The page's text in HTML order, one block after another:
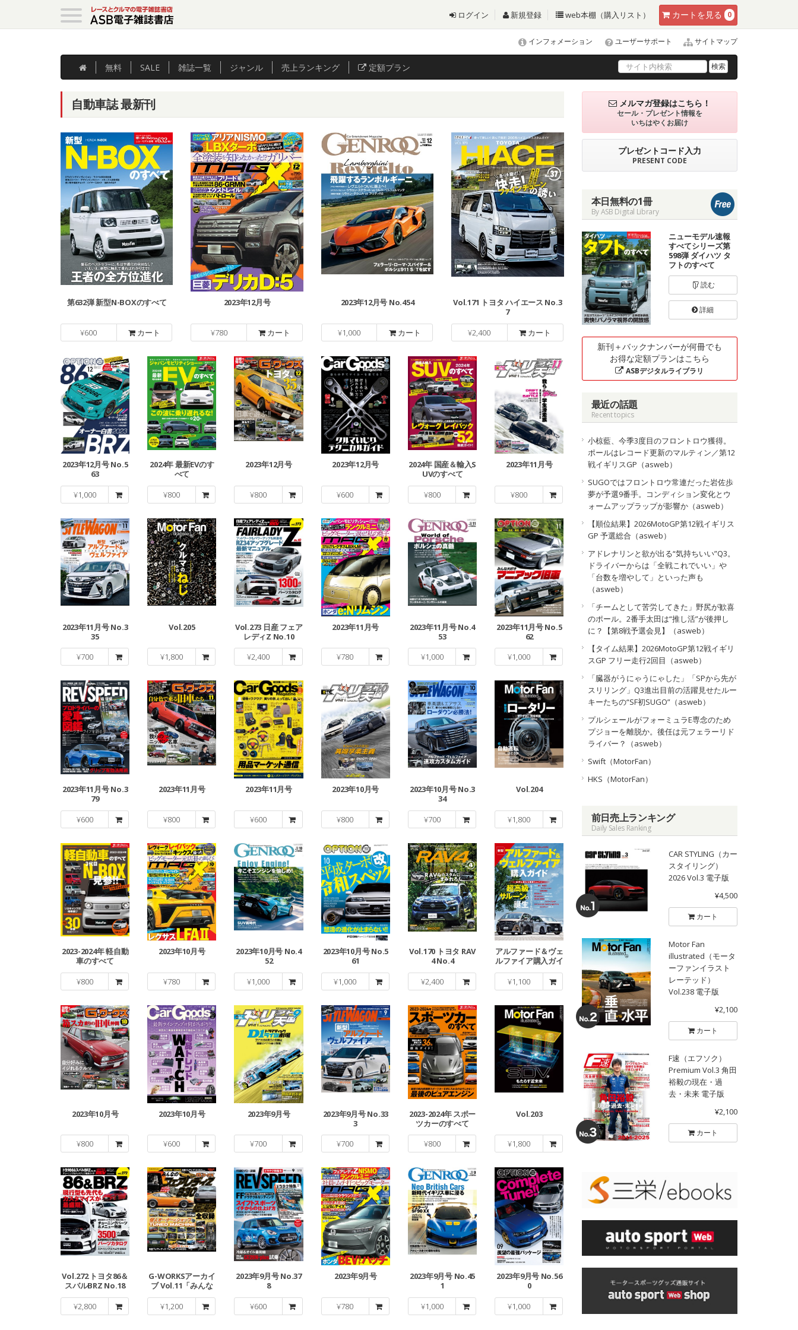
カート を見る 0
ログイン 新規登録 web本棚（購入リスト）
インフォメーション ユーザーサポート サイトマップ
無料 SALE 雑誌一覧 ジャンル 売上ランキング 定額プラン 検索
自動車誌 最新刊
第632弾 新型N-BOXのすべて
¥600 カート
2023年12月号
¥780 カート
2023年12月号 No.454
¥1,000 カート
Vol.171 トヨタ ハイエース No.3
7
¥2,400 カート
2023年12月号 No.5
63
¥1,000
2024年 最新EVのす
べて
¥800
2023年12月号
¥800
2023年12月号
¥600
2024年 国産＆輸入S
UVのすべて
¥800
2023年11月号
¥800
2023年11月号 No.3
35
¥700
Vol.205
¥1,800
Vol.273 日産 フェア
レディZ No.10
¥2,400
2023年11月号
¥780
2023年11月号 No.4
53
¥1,000
2023年11月号 No.5
62
¥1,000
2023年11月号 No.3
79
¥600
2023年11月号
¥800
2023年11月号
¥600
2023年10月号
¥800
2023年10月号 No.3
34
¥700
Vol.204
¥1,800
2023-2024年 軽自動
車のすべて
¥800
2023年10月号
¥780
2023年10月号 No.4
52
¥1,000
2023年10月号 No.5
61
¥1,000
Vol.170 トヨタ RAV
4 No.4
¥2,400
アルファード＆ヴェ
ルファイア購入ガイ
ド
¥1,100
2023年10月号
¥800
2023年10月号
¥600
2023年9月号
¥700
2023年9月号 No.33
3
¥700
2023-2024年 スポー
ツカーのすべて
¥800
Vol.203
¥1,800
Vol.272 トヨタ86＆
スバルBRZ No.18
¥2,800
G-WORKSアーカイ
ブ Vol.11「みんな
のフェアレディZ S3
0」伝説編
¥1,200
2023年9月号 No.37
8
¥600
2023年9月号
¥780
2023年9月号 No.45
1
¥1,000
2023年9月号 No.56
0
¥1,000
メルマガ登録はこちら！
セール・プレゼント情報を
いちはやくお届け
プレゼントコード入力
PRESENT CODE
本日無料の1冊
By ASB Digital Library
ニューモデル速報
すべてシリーズ第
598弾 ダイハツ タ
フトのすべて
読む
詳細
新刊＋バックナンバーが何冊でも
お得な定額プランはこちら
ASBデジタルライブラリ
最近の話題
Recent topics
小椋藍、今季3度目のフロントロウ獲得。
ポールはレコード更新のマルティン／第12
戦イギリスGP（asweb）
SUGOではフロントロウ常連だった岩佐歩
夢が予選9番手。コンディション変化とウ
ォームアップラップが影響か（asweb）
【順位結果】2026MotoGP第12戦イギリス
GP 予選総合（asweb）
アドレナリンと欲が出る“気持ちいい”Q3。
ドライバーからは「全戦これでいい」や
「台数を増やして」といった声も
（asweb）
「チームとして苦労してきた」野尻が歓喜
のポール。2番手太田は“推し活”が後押し
に？【第8戦予選会見】（asweb）
【タイム結果】2026MotoGP第12戦イギリ
スGP フリー走行2回目（asweb）
「臓器がうにゃうにゃした」「SPから先が
スリリング」Q3進出目前の活躍見せたルー
キーたちの“SF初SUGO”（asweb）
プルシェールがフォーミュラE専念のため
プジョーを離脱か。後任は元フェラーリド
ライバー？（asweb）
Swift（MotorFan）
HKS（MotorFan）
前日売上ランキング
Daily Sales Ranking
CAR STYLING（カー
スタイリング）
2026 Vol.3 電子版
¥4,500
カート
Motor Fan
illustrated（モータ
ーファンイラスト
レーテッド）
Vol.238 電子版
¥2,100
カート
F速（エフソク）
Premium Vol.3 角田
裕毅の現在・過
去・未来 電子版
¥2,100
カート